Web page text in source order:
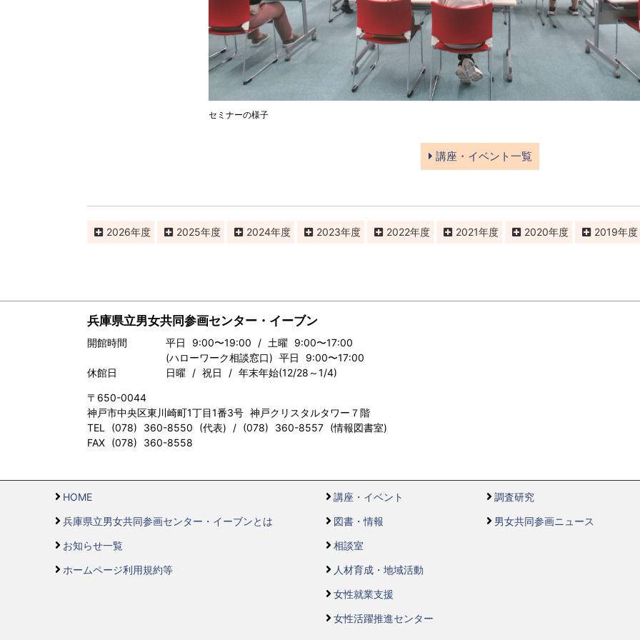
セミナーの様子
講座・イベント一覧
2026 2025 2024 2023 2022 2021 2020 2019
兵庫県立男女共同参画センター・イーブン
開館時間
平日 9:00〜19:00 / 土曜 9:00〜17:00
(ハローワーク相談窓口) 平日 9:00〜17:00
休館日
日曜 / 祝日 / 年末年始(12/28～1/4)
〒650-0044
神戸市中央区東川崎町1丁目1番3号 神戸クリスタルタワー７階
TEL (078) 360-8550 (代表) / (078) 360-8557 (情報図書室)
FAX (078) 360-8558
HOME
兵庫県立男女共同参画センター・イーブンとは
お知らせ一覧
ホームページ利用規約等
講座・イベント
図書・情報
相談室
人材育成・地域活動
女性就業支援
女性活躍推進センター
調査研究
男女共同参画ニュース